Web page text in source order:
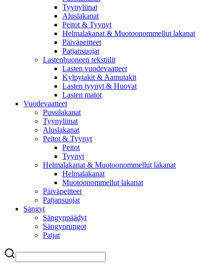
Tyynyliinat
Aluslakanat
Peitot & Tyynyt
Helmalakanat & Muotoonommellut lakanat
Päiväpeitteet
Patjansuojat
Lastenhuoneen tekstiilit
Lasten vuodevaatteet
Kylpytakit & Aamutakit
Lasten tyynyt & Huovat
Lasten matot
Vuodevaatteet
Pussilakanat
Tyynyliinat
Aluslakanat
Peitot & Tyynyt
Peitot
Tyynyt
Helmalakanat & Muotoonommellut lakanat
Helmalakanat
Muotoonommellut lakanat
Päiväpeitteet
Patjansuojat
Sängyt
Sängynpäädyt
Sängynrungot
Patjat
Etsi